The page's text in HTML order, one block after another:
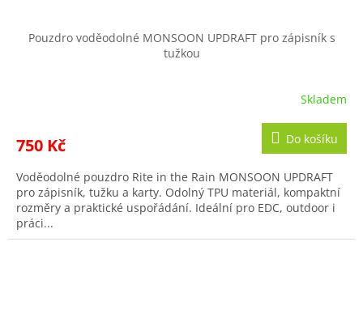
Pouzdro voděodolné MONSOON UPDRAFT pro zápisník s
tužkou
Skladem
750 Kč Do košíku
Voděodolné pouzdro Rite in the Rain MONSOON UPDRAFT
pro zápisník, tužku a karty. Odolný TPU materiál, kompaktní
rozměry a praktické uspořádání. Ideální pro EDC, outdoor i
práci...